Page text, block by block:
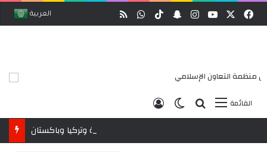
العربية ‫YouTubeانستقرام
سناب تشات‫TikTokواتساب ملخص الموقع RSS
القائمةبحث عن
الوضع المظلم
تسجيل الدخول